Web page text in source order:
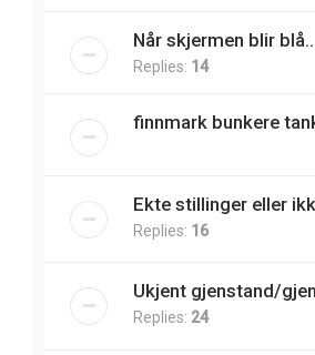
Når skjermen blir
Replies: 14
finnmark bunkere
Ekte stillinger eller
Replies: 16
Ukjent gjenstand/
Replies: 24